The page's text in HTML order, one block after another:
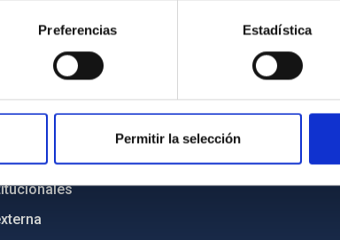
Preferencias Estadística
Permitir la selección
política antifraude
de género
y Sostenibilidad
Políticas de privacidad
Aviso legal
Política de cookies
Accesibilidad